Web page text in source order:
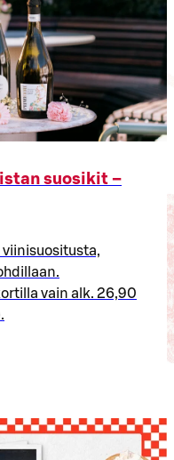
suosikit –
vain alk. 26,90